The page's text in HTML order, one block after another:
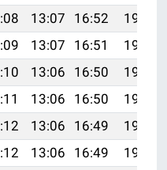
13:07 16:52
19:55
13:07 16:51
19:54
13:06 16:50
19:53
13:06 16:50
19:51
13:06 16:49
19:50
13:06 16:49
19:49